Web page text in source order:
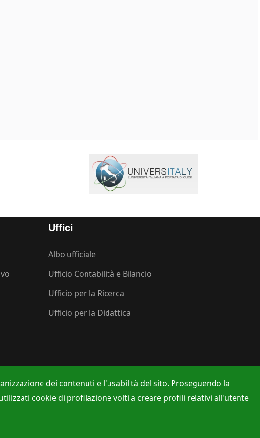
Uffici
Albo ufficiale
Ufficio Contabilità e Bilancio
Ufficio per la Ricerca
Ufficio per la Didattica
dei contenuti e l'usabilità del sito. Proseguendo la
cookie di profilazione volti a creare profili relativi all'utente